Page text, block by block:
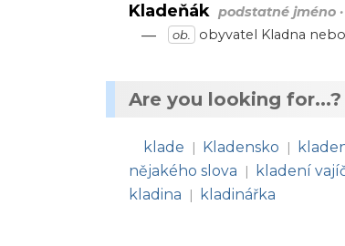
Kladeňák podstatné jméno
— ob. obyvatel Kladna nebo
Are you looking for...?
klade | Kladensko |
nějakého slova
| kladení
kladina | kladinářka